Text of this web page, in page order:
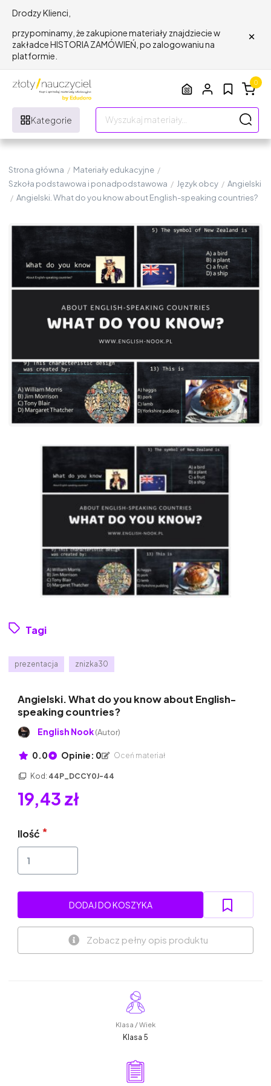
Drodzy Klienci,
przypominamy, że zakupione materiały znajdziecie w
zakładce HISTORIA ZAMÓWIEŃ, po zalogowaniu na
platformie.
×
Kategorie
0
Strona główna / Materiały edukacyjne /
Szkoła podstawowa i ponadpodstawowa / Język obcy / Angielski
/ Angielski. What do you know about English-speaking countries?
Tagi
prezentacja znizka30
Angielski. What do you know about English-
speaking countries?
English Nook(Autor)
0.0 Opinie: 0 Oceń materiał
Kod: 44P_DCCY0J-44
19,43 zł
Ilość
DODAJ DO KOSZYKA
Zobacz pełny opis produktu
Klasa / Wiek
Klasa 5